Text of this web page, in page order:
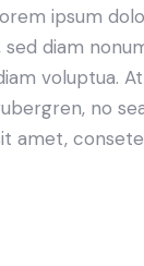
ipsum
diam
voluptua.
no
amet,